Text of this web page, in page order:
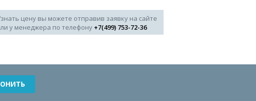
цену вы можете отправив заявку на сайте
у менеджера по телефону +7(499) 753-72-36